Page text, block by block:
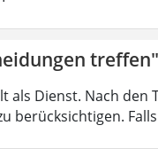
treffen"
Dienst. Nach den
berücksichtigen.